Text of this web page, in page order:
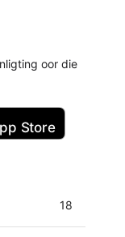
oor die
Store
18